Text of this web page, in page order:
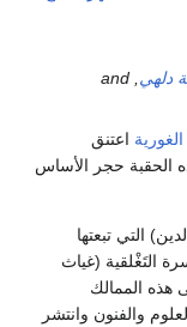
دلهي
اعتنق
الحقبة حجر الأساس
التي تبعتها
التَغْلقية (غياث
الممالك
والفنون وانتشر